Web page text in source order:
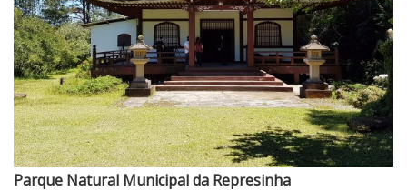
Parque Natural Municipal da Represinha